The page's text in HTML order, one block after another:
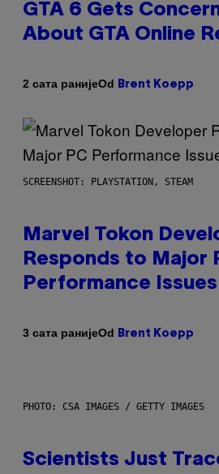
GTA 6 Gets
About GTA Online
2 сата ранијеOd Brent Koepp
SCREENSHOT: PLAYSTATION, STEAM
Marvel Tokon
Responds to Major
Performance Issues
3 сата ранијеOd Brent Koepp
PHOTO: CSA IMAGES / GETTY IMAGES
Scientists Just